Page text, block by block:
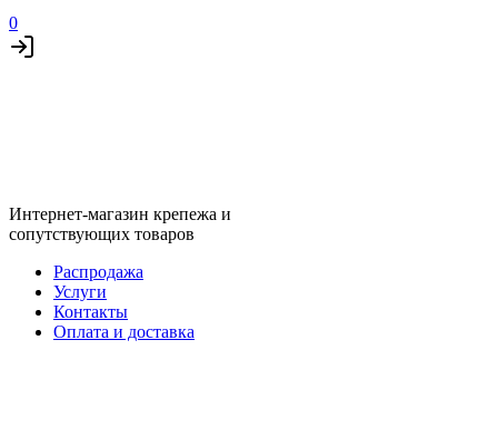
0
Интернет-магазин крепежа и
сопутствующих товаров
Распродажа
Услуги
Контакты
Оплата и доставка